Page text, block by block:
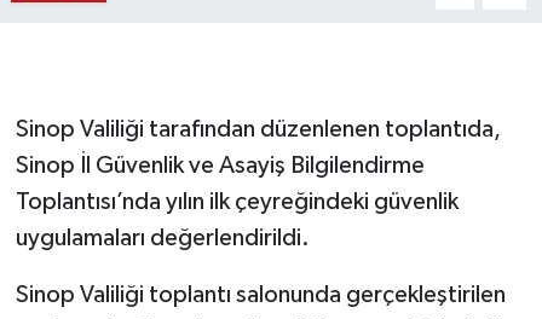
Sinop Valiliği tarafından düzenlenen toplantıda,
Sinop İl Güvenlik ve Asayiş Bilgilendirme
Toplantısı’nda yılın ilk çeyreğindeki güvenlik
uygulamaları değerlendirildi.
Sinop Valiliği toplantı salonunda gerçekleştirilen